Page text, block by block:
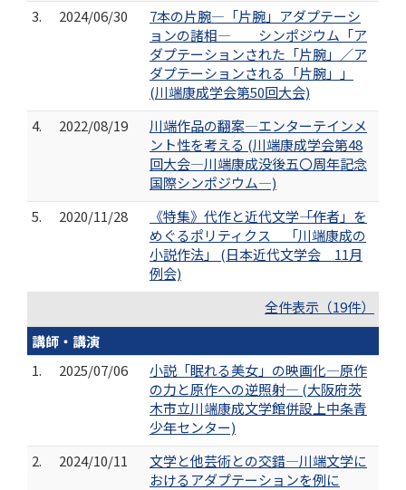
3.
2024/06/30
7本の片腕―「片腕」アダプテーシ
ョンの諸相― シンポジウム「ア
ダプテーションされた「片腕」／ア
ダプテーションされる「片腕」」
(川端康成学会第50回大会)
4.
2022/08/19
川端作品の翻案―エンターテインメ
ント性を考える (川端康成学会第48
回大会―川端康成没後五〇周年記念
国際シンポジウム―)
5.
2020/11/28
《特集》代作と近代文学――「作者」を
めぐるポリティクス 「川端康成の
小説作法」 (日本近代文学会 11月
例会)
全件表示（19件）
講師・講演
1.
2025/07/06
小説「眠れる美女」の映画化—原作
の力と原作への逆照射— (大阪府茨
木市立川端康成文学館併設上中条青
少年センター)
2.
2024/10/11
文学と他芸術との交錯―川端文学に
おけるアダプテーションを例に